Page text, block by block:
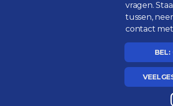
vragen.
tussen,
contact met